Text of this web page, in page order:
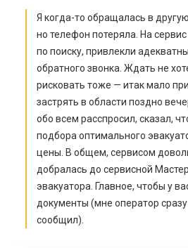
Я когда-то обращалась в
но телефон потеряла. На
по поиску, привлекли
обратного звонка. Ждать не
рисковать тоже — итак мало
застрять в области поздно
обо всем расспросил, сказал,
подбора оптимального
цены. В общем, сервисом
добралась до сервисной
эвакуатора. Главное, чтобы у
документы (мне оператор
сообщил).